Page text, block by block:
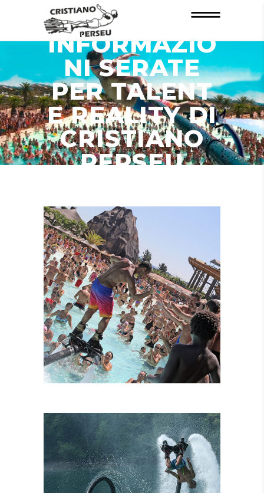
INFORMAZIO
NI SERATE
PER TALENT
E REALITY DI
CRISTIANO
PERSEU
FLYBOARD
TANDEM